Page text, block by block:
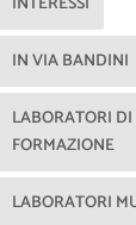
IN VIA BANDINI
LABORATORI DI
FORMAZIONE
LABORATORI